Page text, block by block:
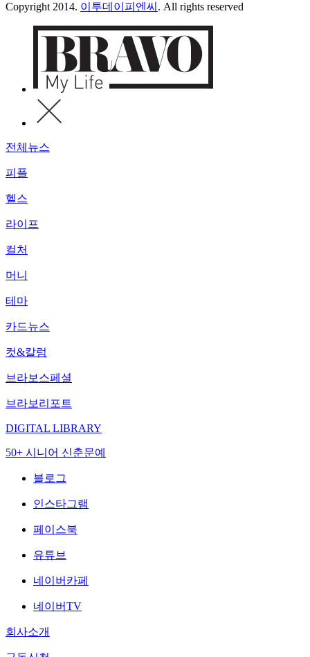
Copyright 2014. 이투데이피엔씨 . All rights reserved
전체뉴스
피플
헬스
라이프
컬처
머니
테마
카드뉴스
컷&칼럼
브라보스페셜
브라보리포트
DIGITAL LIBRARY
50+ 시니어 신춘문예
블로그
인스타그램
페이스북
유튜브
네이버카페
네이버TV
회사소개